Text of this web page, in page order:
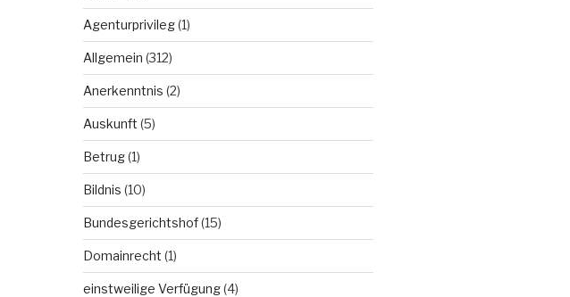
Agenturprivileg(1)
Allgemein (312)
Anerkenntnis (2)
Auskunft (5)
Betrug(1)
Bildnis (10)
Bundesgerichtshof(15)
Domainrecht (1)
einstweilige Verfügung(4)